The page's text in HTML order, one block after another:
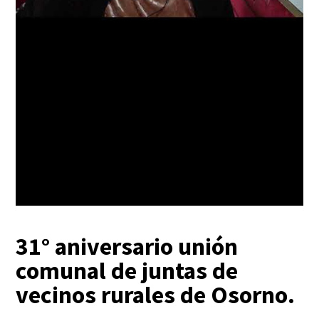
31° aniversario unión
comunal de juntas de
vecinos rurales de Osorno.